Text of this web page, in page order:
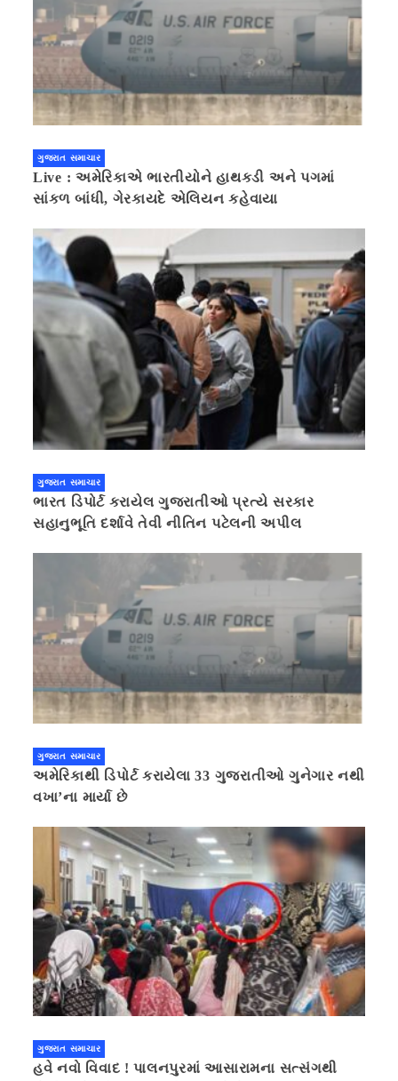
ગુજરાત સમાચાર
Live : અમેરિકાએ ભારતીયોને હાથકડી અને પગમાં
સાંકળ બાંધી, ગેરકાયદે એલિયન કહેવાયા
ગુજરાત સમાચાર
ભારત ડિપોર્ટ કરાયેલ ગુજરાતીઓ પ્રત્યે સરકાર
સહાનુભૂતિ દર્શાવે તેવી નીતિન પટેલની અપીલ
ગુજરાત સમાચાર
અમેરિકાથી ડિપોર્ટ કરાયેલા 33 ગુજરાતીઓ ગુનેગાર નથી
વખા’ના માર્યા છે
ગુજરાત સમાચાર
હવે નવો વિવાદ ! પાલનપુરમાં આસારામના સત્સંગથી